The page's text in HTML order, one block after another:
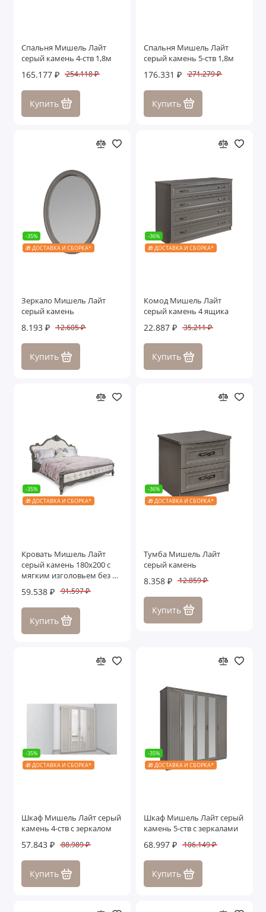
Спальня Мишель Лайт
серый камень 4-ств 1,8м
165.177 ₽ 254.118 ₽
Купить
Спальня Мишель Лайт
серый камень 5-ств 1,8м
176.331 ₽ 271.279 ₽
Купить
-35%
🎁 ДОСТАВКА И СБОРКА*
Зеркало Мишель Лайт
серый камень
8.193 ₽ 12.605 ₽
Купить
-36%
🎁 ДОСТАВКА И СБОРКА*
Комод Мишель Лайт
серый камень 4 ящика
22.887 ₽ 35.211 ₽
Купить
-35%
🎁 ДОСТАВКА И СБОРКА*
Кровать Мишель Лайт
серый камень 180х200 с
мягким изголовьем без п/
59.538 ₽ 91.597 ₽
Купить
-36%
🎁 ДОСТАВКА И СБОРКА*
Тумба Мишель Лайт
серый камень
8.358 ₽ 12.859 ₽
Купить
-35%
🎁 ДОСТАВКА И СБОРКА*
Шкаф Мишель Лайт серый
камень 4-ств с зеркалом
57.843 ₽ 88.989 ₽
Купить
-35%
🎁 ДОСТАВКА И СБОРКА*
Шкаф Мишель Лайт серый
камень 5-ств с зеркалами
68.997 ₽ 106.149 ₽
Купить